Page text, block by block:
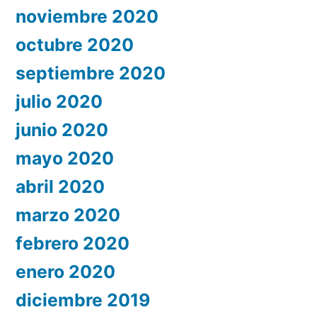
noviembre 2020
octubre 2020
septiembre 2020
julio 2020
junio 2020
mayo 2020
abril 2020
marzo 2020
febrero 2020
enero 2020
diciembre 2019